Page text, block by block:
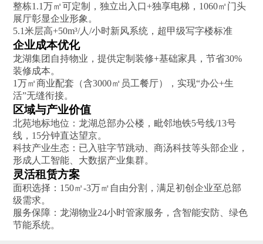
整栋1.1万㎡可定制，独立出入口+独享电梯，1060㎡门头
展厅彰显企业形象。
5.1米层高+50m³/人/小时新风系统，超甲级写字楼标准
企业成本优化‌
龙湖集团自持物业，提供定制装修+基础家具，节省30%
装修成本。
1万㎡商业配套（含3000㎡员工餐厅），实现“办公+生
活”无缝衔接。
区域与产业价值‌
北苑地标地位‌：龙湖总部办公楼，毗邻地铁5号线/13号
线，15分钟直达望京。
科技产业生态‌：已入驻字节跳动、商汤科技等头部企业，
形成人工智能、大数据产业集群。
灵活租赁方案‌
面积选择‌：150㎡-3万㎡自由分割，满足初创企业至总部
级需求。
服务保障‌：龙湖物业24小时管家服务，含智能安防、绿色
节能系统。